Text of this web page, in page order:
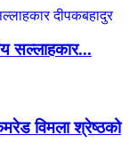
सल्लाहकार...
विमला श्रेष्ठको